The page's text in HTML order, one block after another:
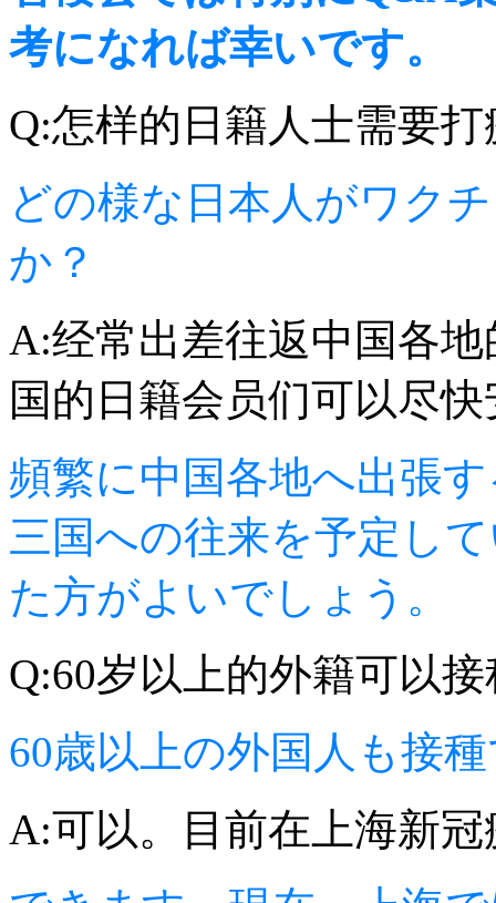
考になれば幸いです。
Q:怎样的日籍人士需要
どの様な日本人がワク
か？
A:经常出差往返中国各
国的日籍会员们可以尽
頻繁に中国各地へ出張
三国への往来を予定し
た方がよいでしょう。
Q:60岁以上的外籍可以
60歳以上の外国人も接
A:可以。目前在上海新